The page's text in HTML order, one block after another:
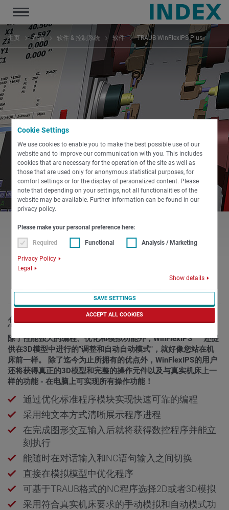
Cookie Settings
We use cookies to enable you to make the best possible use of our
website and to improve our communication with you. This includes
cookies that are necessary for the operation of the site as well as
those that are used only for anonymous statistical purposes, for
comfort settings or for the display of personalized content. Please
note that depending on your settings, not all functionalities of the
website may be available. Further information can be found in our
privacy policy.
Please make your personal preference here:
Required Functional Analysis / Marketing
Privacy Policy
Legal
Show details
SAVE SETTINGS
ACCEPT ALL COOKIES
Toggle
navigation
主页 产品 软件 & 控制系统 软件 TRAUB WinFlexIPS Plus
WinFlexIPS Plus
额外提升生产效率
编程、模拟、优化。
您的受益之处
除了性能强大的编程、优化和模拟功能外，WinFlexIPS
还提
供在3D模型中进行的"调整和自动自动模式"，就好像您站在机
床前一样。 除了迄今为止所拥有的优点外，WinFlexIPS的用户
还将获得真正的3D模型和完整的操作元件以及与真实机床上一
样的功能 - 在电脑上可实现所有操作功能！
通过优化标准程序模块实现快速可靠的编程
采用纯文本方式清晰展示程序进程
在完成图形交互输入后就将获得数控程序并能立
刻执行
能随时在对话输入和NC语句输入之间切换
直接在模拟模型中优化程序
可基于TRAUB格式的NC程序选择2D或者3D模拟
采用符合真实机床要求的手动模拟和自动模式功